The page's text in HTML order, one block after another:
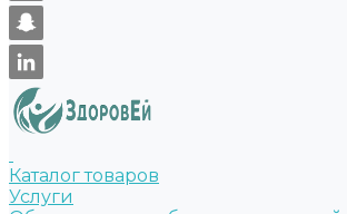
Каталог товаров
Услуги